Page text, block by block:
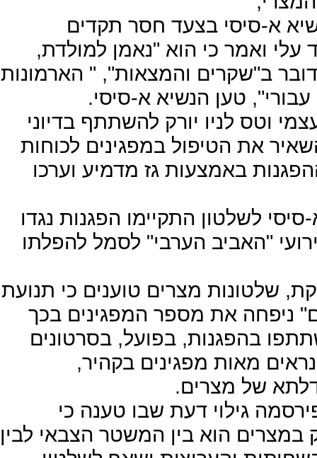
א-סיסי בצעד חסר תקדים
ואמר כי הוא "נאמן למולדת,
ב"שקרים והמצאות", " הארמונות
טען הנשיא א-סיסי.
וטס לניו יורק להשתתף בדיוני
את הטיפול במפגינים לכוחות
באמצעות גז מדמיע וערכו
לשלטון התקיימו הפגנות נגדו
"האביב הערבי" לסמל להפלתו
שלטונות מצרים טוענים כי תנועת
ניפחה את מספר המפגינים בכך
בהפגנות, בפועל, בסרטונים
מאות מפגינים בקהיר,
של מצרים.
גילוי דעת שבו טענה כי
במצרים הוא בין המשטר הצבאי לבין